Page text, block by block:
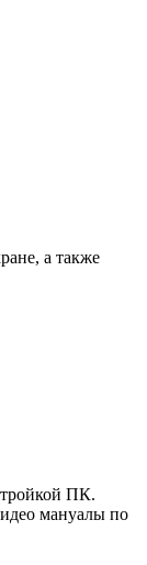
а также
ПК.
мануалы по